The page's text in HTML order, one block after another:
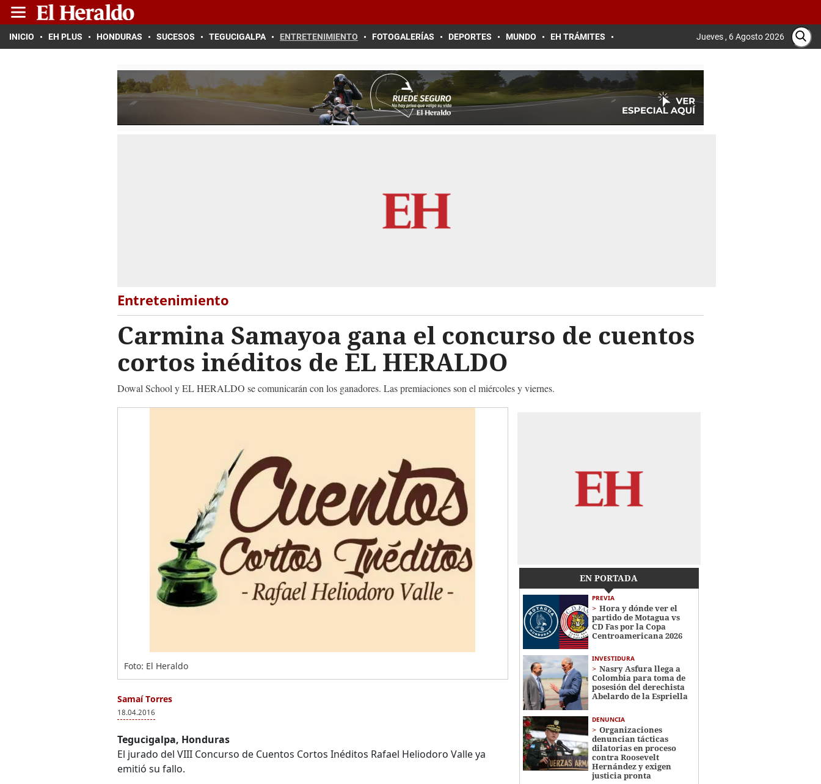
INICIO EH PLUS HONDURAS SUCESOS TEGUCIGALPA ENTRETENIMIENTO FOTOGALERÍAS DEPORTES MUNDO EH TRÁMITES Jueves , 6 Agosto 2026
Entretenimiento
Carmina Samayoa gana el concurso de cuentos
cortos inéditos de EL HERALDO
Dowal School y EL HERALDO se comunicarán con los ganadores. Las premiaciones son el miércoles y viernes.
Foto: El Heraldo
Samaí Torres
18.04.2016
Tegucigalpa, Honduras
El jurado del VIII Concurso de Cuentos Cortos Inéditos Rafael Heliodoro Valle ya
emitió su fallo.
EN PORTADA
PREVIA
Hora y dónde ver el
partido de Motagua vs
CD Fas por la Copa
Centroamericana 2026
INVESTIDURA
Nasry Asfura llega a
Colombia para toma de
posesión del derechista
Abelardo de la Espriella
DENUNCIA
Organizaciones
denuncian tácticas
dilatorias en proceso
contra Roosevelt
Hernández y exigen
justicia pronta